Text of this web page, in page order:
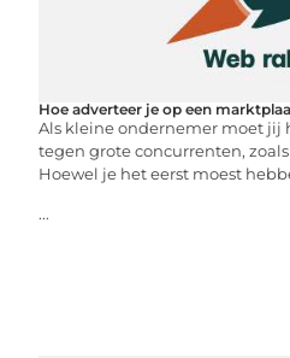
Hoe adverteer je op een
Als kleine ondernemer moet jij
tegen grote concurrenten,
Hoewel je het eerst moest
...